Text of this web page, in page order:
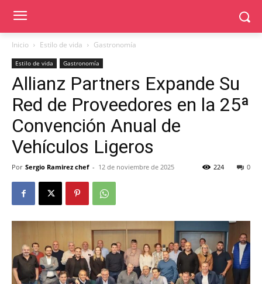
Inicio Estilo de vida Gastronomía
Estilo de vida Gastronomía
Allianz Partners Expande Su
Red de Proveedores en la 25ª
Convención Anual de
Vehículos Ligeros
Por Sergio Ramirez chef - 12 de noviembre de 2025 0
224